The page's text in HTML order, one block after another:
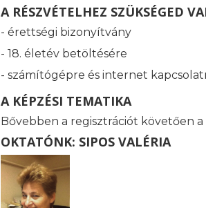
A RÉSZVÉTELHEZ SZÜKSÉGED
- érettségi bizonyítvány
- 18. életév betöltésére
- számítógépre és internet
A KÉPZÉSI TEMATIKA
Bővebben a regisztrációt követően
OKTATÓNK: SIPOS VALÉRIA